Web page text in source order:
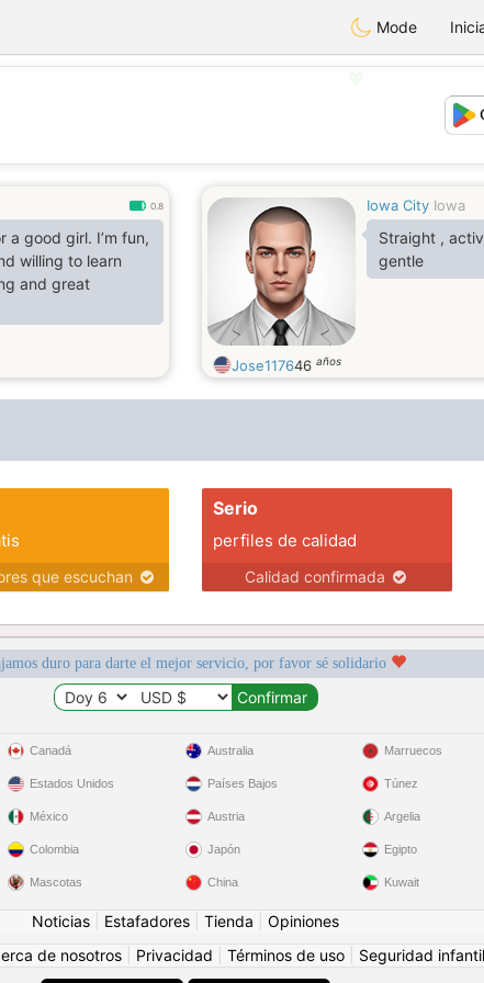
Mode
0.8
a good girl. I’m fun,
willing to learn
and great
Iowa City Iowa
Straight ,
gentle
Jose117646 años
que escuchan
Serio
perfiles de calidad
Calidad confirmada
duro para darte el mejor servicio, por favor sé solidario
Canadá
Estados Unidos
México
Colombia
Mascotas
Australia
Países Bajos
Austria
Japón
China
Marruecos
Túnez
Argelia
Egipto
Kuwait
Noticias Estafadores Tienda
Opiniones
de nosotros Privacidad Términos de uso Seguridad infantil